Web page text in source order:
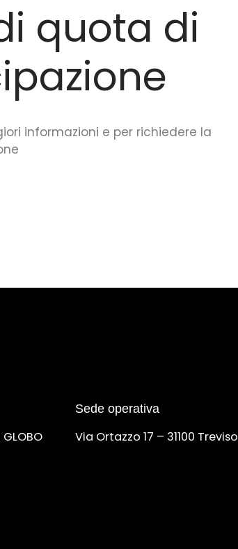
quota di
informazioni e per richiedere la
Sede operativa
Via Ortazzo 17 – 31100 Treviso